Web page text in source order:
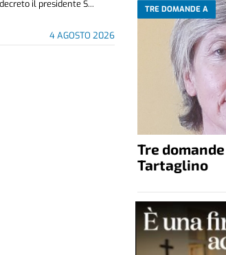
4 AGOSTO 2026
il presidente S...
TRE DOMANDE A
Tre
Tartaglino